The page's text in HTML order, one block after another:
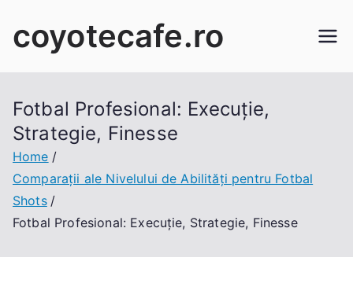
coyotecafe.ro
Fotbal Profesional: Execuție,
Strategie, Finesse
Home
Comparații ale Nivelului de Abilități pentru Fotbal
Shots
Fotbal Profesional: Execuție, Strategie, Finesse